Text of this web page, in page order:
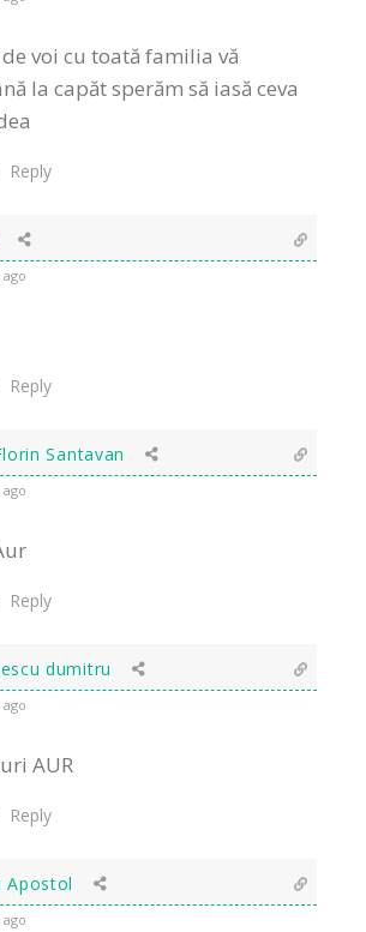
voi cu toată familia vă
la capăt sperăm să iasă ceva
Reply
Reply
Santavan
Reply
dumitru
AUR
Reply
Apostol